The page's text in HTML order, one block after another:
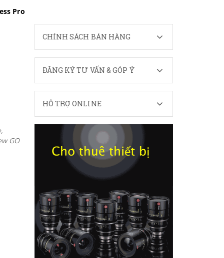
Pro
GO
CHÍNH SÁCH BÁN HÀNG
ĐĂNG KÝ TƯ VẤN & GÓP Ý
HỖ TRỢ ONLINE